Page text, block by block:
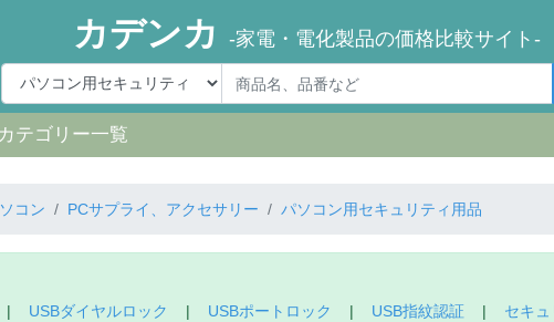
カデンカ -家電・電化製品の価格比較サイト-
カテゴリー一覧
コン PCサプライ、アクセサリー パソコン用セキュリティ用品
| USBダイヤルロック | USBポートロック | USB指紋認証 | セキ